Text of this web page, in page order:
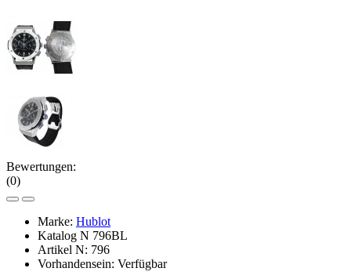
Bewertungen:
(0)
Marke: Hublot
Katalog N 796BL
Artikel N: 796
Vorhandensein: Verfügbar